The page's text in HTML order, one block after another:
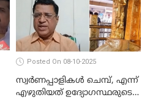
Posted On 08-10-2025
സ്വർണപ്പാളികൾ ചെമ്പ്, എന്ന്
എഴുതിയത് ഉദ്യോഗസ്ഥരുടെ